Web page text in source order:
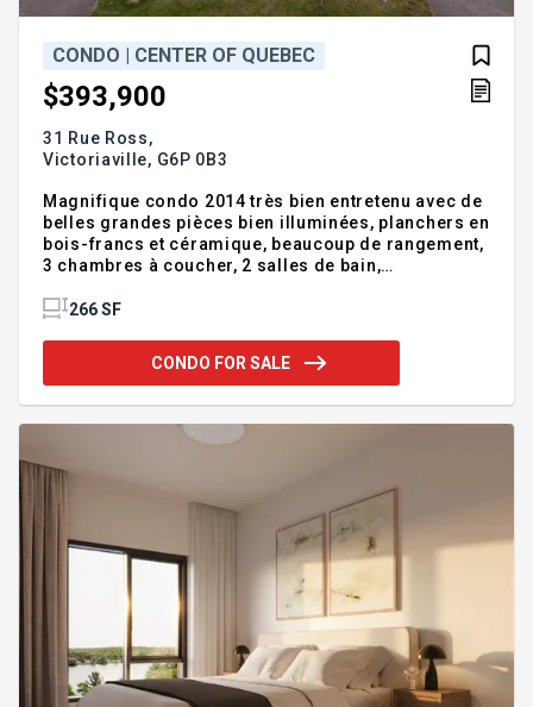
CONDO | CENTER OF QUEBEC
$393,900
31 Rue Ross,
Victoriaville, G6P 0B3
Magnifique condo 2014 très bien entretenu avec de
belles grandes pièces bien illuminées, planchers en
bois-francs et céramique, beaucoup de rangement,
3 chambres à coucher, 2 salles de bain,
grand patio recouvert avec une petite cour arrière
isolé chauffé, 2 stationnements et 1 autre pour les
invités. Secteur très tranquille, situé dans un cul de
ampères disjoncteurs. INCLUSIONS Luminaires,
266 SF
CONDO FOR SALE